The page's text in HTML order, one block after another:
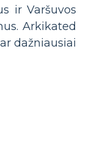
ir Varšuvos
Arkikated
dažniausiai